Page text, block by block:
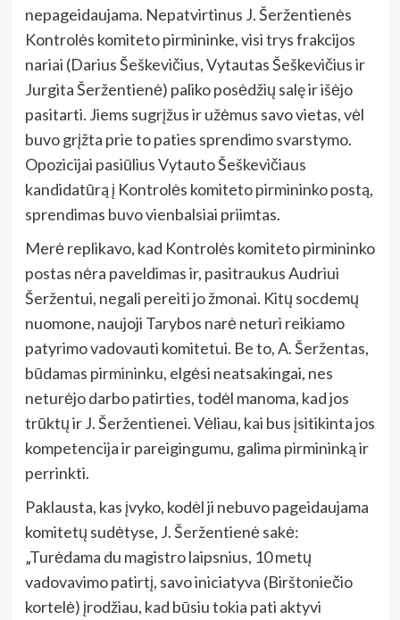
nepageidaujama. Nepatvirtinus J. Šeržentienės
Kontrolės komiteto pirmininke, visi trys frakcijos
nariai (Darius Šeškevičius, Vytautas Šeškevičius ir
Jurgita Šeržentienė) paliko posėdžių salę ir išėjo
pasitarti. Jiems sugrįžus ir užėmus savo vietas, vėl
buvo grįžta prie to paties sprendimo svarstymo.
Opozicijai pasiūlius Vytauto Šeškevičiaus
kandidatūrą į Kontrolės komiteto pirmininko postą,
sprendimas buvo vienbalsiai priimtas.
Merė replikavo, kad Kontrolės komiteto pirmininko
postas nėra paveldimas ir, pasitraukus Audriui
Šeržentui, negali pereiti jo žmonai. Kitų socdemų
nuomone, naujoji Tarybos narė neturi reikiamo
patyrimo vadovauti komitetui. Be to, A. Šeržentas,
būdamas pirmininku, elgėsi neatsakingai, nes
neturėjo darbo patirties, todėl manoma, kad jos
trūktų ir J. Šeržentienei. Vėliau, kai bus įsitikinta jos
kompetencija ir pareigingumu, galima pirmininką ir
perrinkti.
Paklausta, kas įvyko, kodėl ji nebuvo pageidaujama
komitetų sudėtyse, J. Šeržentienė sakė:
„Turėdama du magistro laipsnius, 10 metų
vadovavimo patirtį, savo iniciatyva (Birštoniečio
kortelė) įrodžiau, kad būsiu tokia pati aktyvi